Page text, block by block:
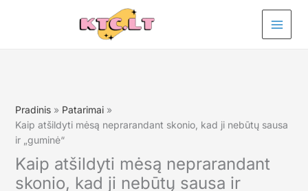
Pradinis
Patarimai
Kaip atšildyti mėsą neprarandant skonio, kad ji nebūtų sausa
ir „guminė“
Kaip atšildyti mėsą neprarandant
skonio, kad ji nebūtų sausa ir